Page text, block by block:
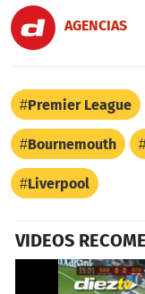
AGENCIAS
Premier League
Bournemouth
Liverpool
VIDEOS